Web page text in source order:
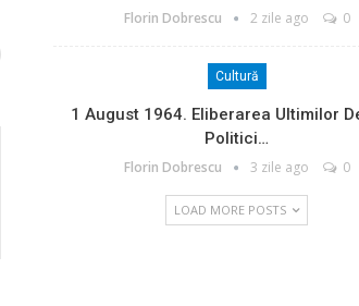
Florin Dobrescu 2 zile ago 0
Cultură
1 August 1964. Eliberarea Ultimilor
Politici…
Florin Dobrescu 3 zile ago 0
LOAD MORE POSTS